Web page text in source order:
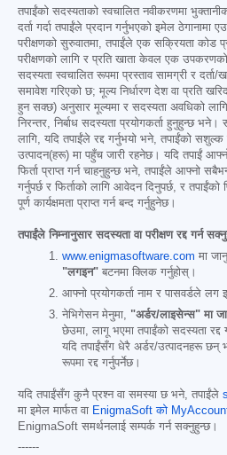
तपाईंको सदस्यताको स्वचालित नवीकरणमा
दर्ता गर्दा तपाईंले प्रदान गर्नुभएको इमेल ठेगानामा
परीक्षणको सुरुवातमा, तपाईंले एक सक्रियता कोड
परीक्षणको लागि र प्रति खाता केवल एक
सदस्यता स्वचालित रूपमा प्रस्ताव सामग्री र दर्ता/
समावेश गरिएको छ; मूल्य निर्धारण देश वा प्रति
हुन सक्छ) अनुसार मूल्यमा र सदस्यता अवधिको
निरन्तर, निर्बाध सदस्यता प्रयोगकर्ता हुनुहुन्छ
लागि, यदि तपाईंले रद्द गर्नुभयो भने, तपाईंको
उत्पादन(हरू) मा पहुँच जारी रहनेछ। यदि तपाईं
फिर्ता प्राप्त गर्न चाहनुहुन्छ भने, तपाईंले आफ्नो
गर्नुपर्छ र फिर्ताको लागि आवेदन दिनुपर्छ, र
पूर्ण कार्यक्षमता प्राप्त गर्न बन्द गर्नुहुनेछ।
तपाईंले निम्नानुसार सदस्यता वा परीक्षण रद्द गर्न
www.enigmasoftware.com मा
"लगइन" बटनमा क्लिक गर्नुहोस्।
आफ्नो प्रयोगकर्ता नाम र पासवर्डले लग
नेभिगेसन मेनुमा, "अर्डर/लाइसेन्स" मा
छेउमा, लागू भएमा तपाईंको सदस्यता
यदि तपाईंसँग धेरै अर्डर/उत्पादनहरू छन्
रूपमा रद्द गर्नुपर्नेछ।
यदि तपाईंसँग कुनै प्रश्न वा समस्या छ भने, तपाईंले
मा इमेल मार्फत वा EnigmaSoft को
EnigmaSoft समर्थनलाई सम्पर्क गर्न सक्नुहुन्छ।
------